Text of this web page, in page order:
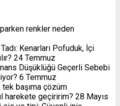
renkler neden
Tadı: Kenarları Pofuduk, İçi
24 Temmuz
Düşüklüğü Geçerli Sebebi
6 Temmuz
başıma çözüm
harekete geçiririm? 28 Mayıs